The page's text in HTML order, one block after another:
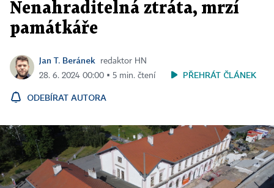
Nenahraditelná ztráta, mrzí
památkáře
Jan T. Beránek
redaktor HN
28. 6. 2024 00:00 ▪ 5 min. čtení
PŘEHRÁT ČLÁNEK
ODEBÍRAT AUTORA